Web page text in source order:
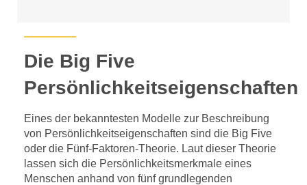
Die Big Five
Persönlichkeitseigenschaften
Eines der bekanntesten Modelle zur Beschreibung
von Persönlichkeitseigenschaften sind die Big Five
oder die Fünf-Faktoren-Theorie. Laut dieser Theorie
lassen sich die Persönlichkeitsmerkmale eines
Menschen anhand von fünf grundlegenden